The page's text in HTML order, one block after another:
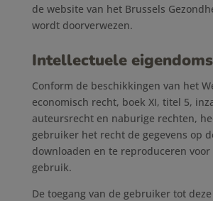
de website van het Brussels
wordt doorverwezen.
Intellectuele
Conform de beschikkingen van het
economisch recht, boek XI, titel 5,
auteursrecht en naburige rechten,
gebruiker het recht de gegevens op
downloaden en te reproduceren
gebruik.
De toegang van de gebruiker tot